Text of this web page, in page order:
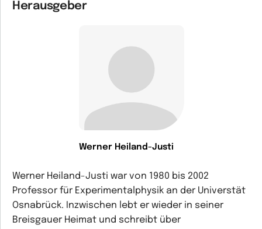
Herausgeber
Werner Heiland-Justi
Werner Heiland-Justi war von 1980 bis 2002
Professor für Experimentalphysik an der Universtät
Osnabrück. Inzwischen lebt er wieder in seiner
Breisgauer Heimat und schreibt über